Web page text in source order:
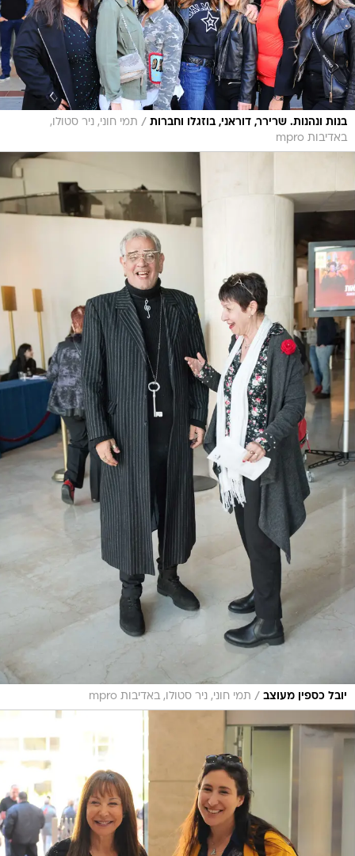
בנות ונהנות. שרירר, דוראני, בוזגלו וחברות / תמי חוני, ניר סטולו,
באדיבות mpro
יובל כספין מעוצב / תמי חוני, ניר סטולו, באדיבות mpro